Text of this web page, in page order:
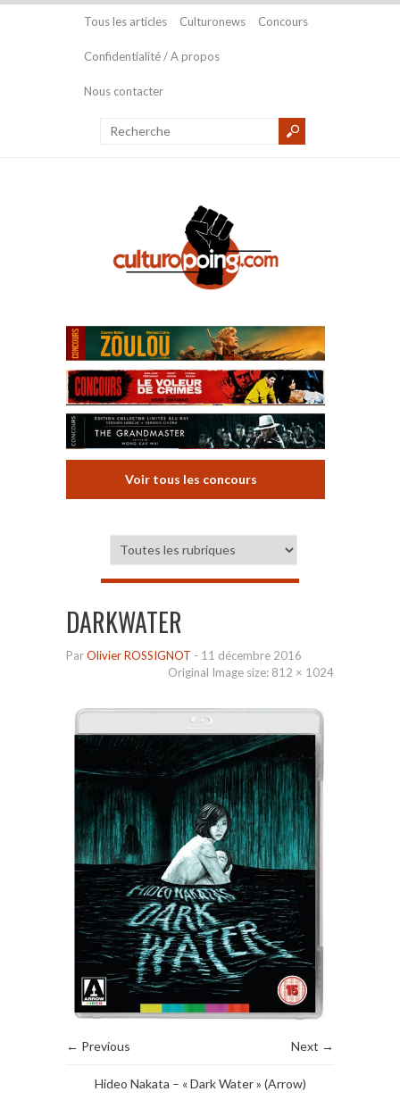
Tous les articles Culturonews Concours
Confidentialité / A propos
Nous contacter
Voir tous les concours
DARKWATER
ParOlivier ROSSIGNOT - 11 décembre 2016
Original Image size: 812 × 1024
← Previous Next →
Hideo Nakata – « Dark Water » (Arrow)